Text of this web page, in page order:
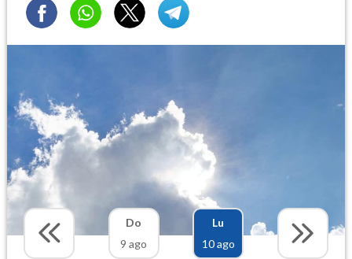
Do
9 ago
Lu
10 ago